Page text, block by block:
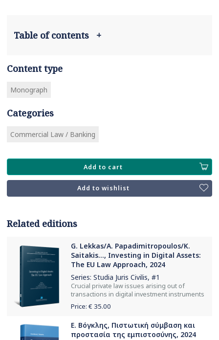
Table of contents +
Content type
Monograph
Categories
Commercial Law / Banking
Add to cart
Add to wishlist
Related editions
G. Lekkas/A. Papadimitropoulos/K.
Saitakis..., Investing in Digital Assets:
The EU Law Approach, 2024
Series: Studia Juris Civilis, #1
Crucial private law issues arising out of
transactions in digital investment instruments
Price: € 35.00
Ε. Βόγκλης, Πιστωτική σύμβαση και
προστασία της εμπιστοσύνης, 2024